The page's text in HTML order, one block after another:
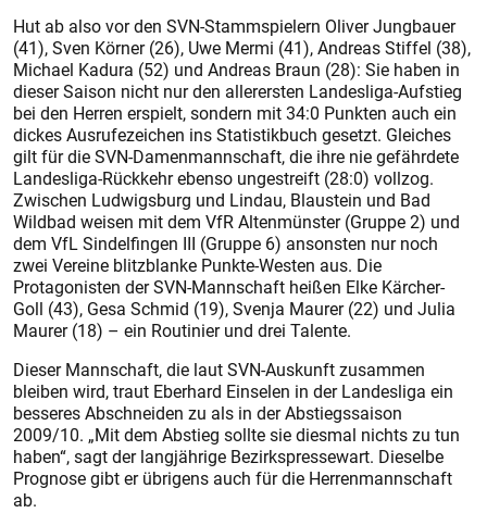
Hut ab also vor den SVN-Stammspielern Oliver Jungbauer
(41), Sven Körner (26), Uwe Mermi (41), Andreas Stiffel (38),
Michael Kadura (52) und Andreas Braun (28): Sie haben in
dieser Saison nicht nur den allerersten Landesliga-Aufstieg
bei den Herren erspielt, sondern mit 34:0 Punkten auch ein
dickes Ausrufezeichen ins Statistikbuch gesetzt. Gleiches
gilt für die SVN-Damenmannschaft, die ihre nie gefährdete
Landesliga-Rückkehr ebenso ungestreift (28:0) vollzog.
Zwischen Ludwigsburg und Lindau, Blaustein und Bad
Wildbad weisen mit dem VfR Altenmünster (Gruppe 2) und
dem VfL Sindelfingen III (Gruppe 6) ansonsten nur noch
zwei Vereine blitzblanke Punkte-Westen aus. Die
Protagonisten der SVN-Mannschaft heißen Elke Kärcher-
Goll (43), Gesa Schmid (19), Svenja Maurer (22) und Julia
Maurer (18) – ein Routinier und drei Talente.
Dieser Mannschaft, die laut SVN-Auskunft zusammen
bleiben wird, traut Eberhard Einselen in der Landesliga ein
besseres Abschneiden zu als in der Abstiegssaison
2009/10. „Mit dem Abstieg sollte sie diesmal nichts zu tun
haben“, sagt der langjährige Bezirkspressewart. Dieselbe
Prog­nose gibt er übrigens auch für die Herrenmannschaft
ab.